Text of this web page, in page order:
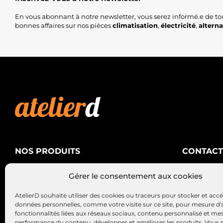
Gérer le consentement aux cookies
AtelierD souhaite utiliser des cookies ou traceurs pour stocker et
données personnelles, comme votre visite sur ce site, pour mesure
fonctionnalités liées aux réseaux sociaux, contenu personnalisé et
En vous abonnant à notre newsletter, vous serez informé.e de
bonnes affaires sur nos piècesclimatisation, électricité,
NOS PRODUITS
Alternateurs – Démarreurs
CONTACT
AtelierD
88200
03 29 22 34